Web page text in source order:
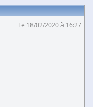
Le 18/02/2020 à 16:27